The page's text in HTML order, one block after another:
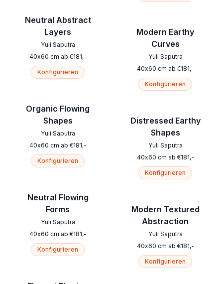
Neutral Abstract
Layers
Yuli Saputra
40x60 cm ab €181,-
Konfigurieren
Organic Flowing
Shapes
Yuli Saputra
40x60 cm ab €181,-
Konfigurieren
Neutral Flowing
Forms
Yuli Saputra
40x60 cm ab €181,-
Konfigurieren
Modern Earthy
Curves
Yuli Saputra
40x60 cm ab €181,-
Konfigurieren
Distressed Earthy
Shapes
Yuli Saputra
40x60 cm ab €181,-
Konfigurieren
Modern Textured
Abstraction
Yuli Saputra
40x60 cm ab €181,-
Konfigurieren